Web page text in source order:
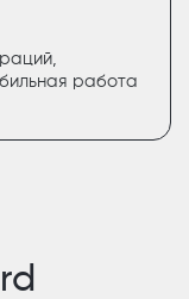
работа